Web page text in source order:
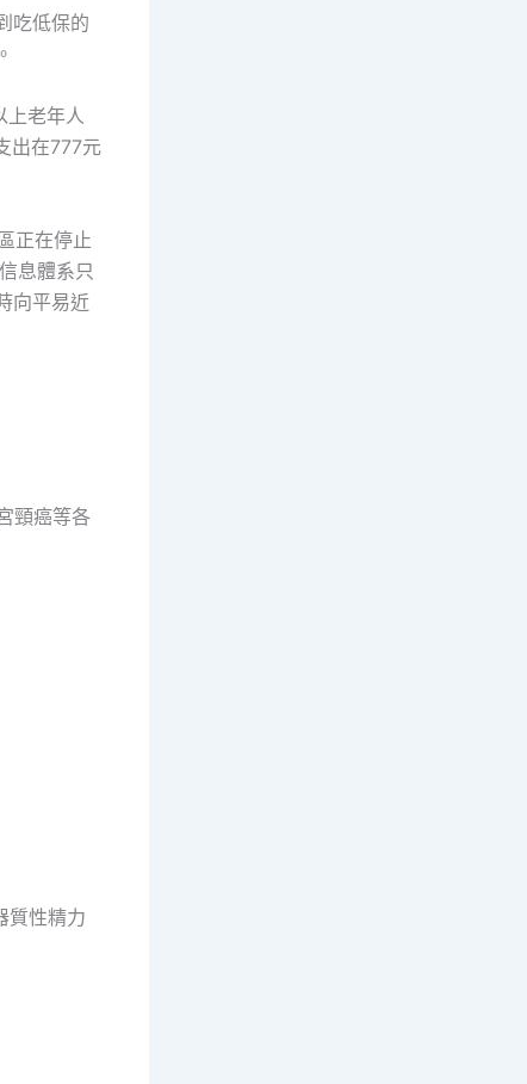
吃低保的
上老年人
出在777元
正在停止
息體系只
向平易近
頸癌等各
質性精力